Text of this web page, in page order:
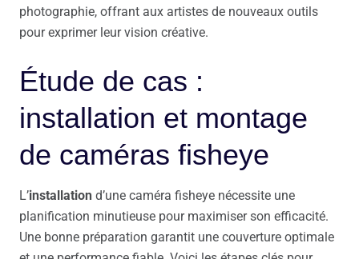
photographie, offrant aux artistes de nouveaux outils
pour exprimer leur vision créative.
Étude de cas :
installation et montage
de caméras fisheye
L’installation d’une caméra fisheye nécessite une
planification minutieuse pour maximiser son efficacité.
Une bonne préparation garantit une couverture optimale